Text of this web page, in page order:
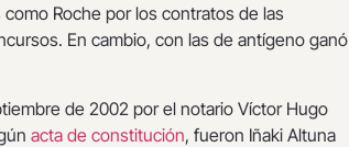
Roche por los contratos de las
En cambio, con las de antígeno ganó
de 2002 por el notario Víctor Hugo
acta de constitución, fueron Iñaki Altuna